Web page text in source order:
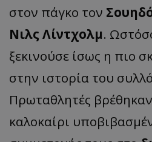
στον πάγκο τον
Νιλς Λίντχολμ.
ξεκινούσε ίσως η πιο
στην ιστορία του
Πρωταθλητές
καλοκαίρι